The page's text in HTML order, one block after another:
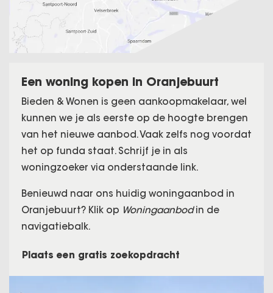
Een woning kopen in Oranjebuurt
Bieden & Wonen is geen aankoopmakelaar, wel
kunnen we je als eerste op de hoogte brengen
van het nieuwe aanbod. Vaak zelfs nog voordat
het op funda staat. Schrijf je in als
woningzoeker via onderstaande link.
Benieuwd naar ons huidig woningaanbod in
Oranjebuurt? Klik op Woningaanbodin de
navigatiebalk.
Plaats een gratis zoekopdracht